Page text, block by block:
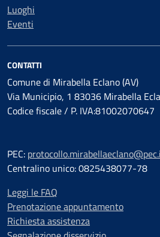
Luoghi
Eventi
CONTATTI
Comune di Mirabella Eclano (AV)
Via Municipio, 1 83036 Mirabella
Codice fiscale / P. IVA:81002070647
PEC:
Centralino unico: 0825438077-78
Leggi le FAQ
Prenotazione appuntamento
Richiesta assistenza